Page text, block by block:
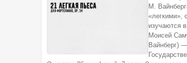
М.
«легкими»,
изучаются
Моисей
Вайнберг)